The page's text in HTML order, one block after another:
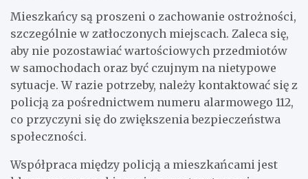
Mieszkańcy są proszeni o zachowanie ostrożności,
szczególnie w zatłoczonych miejscach. Zaleca się,
aby nie pozostawiać wartościowych przedmiotów
w samochodach oraz być czujnym na nietypowe
sytuacje. W razie potrzeby, należy kontaktować się z
policją za pośrednictwem numeru alarmowego 112,
co przyczyni się do zwiększenia bezpieczeństwa
społeczności.
Współpraca między policją a mieszkańcami jest